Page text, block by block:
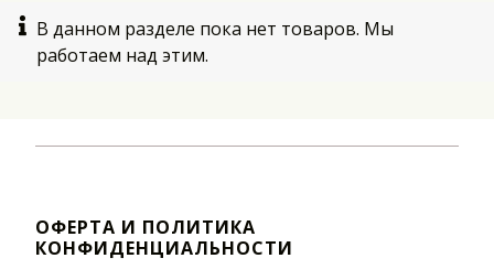
В данном разделе пока нет товаров. Мы
работаем над этим.
ОФЕРТА И ПОЛИТИКА
КОНФИДЕНЦИАЛЬНОСТИ